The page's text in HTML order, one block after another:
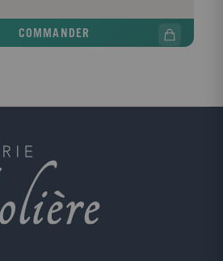
des insectes et des arachnides,
COMMANDER